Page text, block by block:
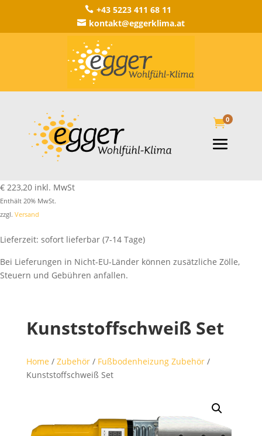
 +43 5223 411 68 11
 kontakt@eggerklima.at
0
€ 223,20 inkl. MwSt
Enthält 20% MwSt.
zzgl. Versand
Lieferzeit: sofort lieferbar (7-14 Tage)
Bei Lieferungen in Nicht-EU-Länder können zusätzliche Zölle,
Steuern und Gebühren anfallen.
Kunststoffschweiß Set
Home / Zubehör/ Fußbodenheizung Zubehör/
Kunststoffschweiß Set